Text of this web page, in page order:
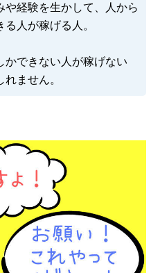
や経験を生かして、人から
人が稼げる人。
かできない人が稼げない
ません。